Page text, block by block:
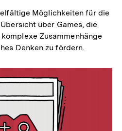
Möglichkeiten für die
über Games, die
Zusammenhänge
Denken zu fördern.